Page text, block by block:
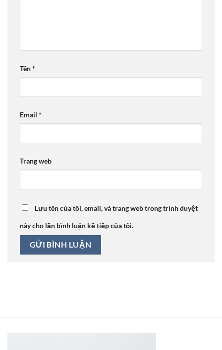
Tên*
Email *
Trang web
Lưu tên của tôi, email, và trang web trong trình duyệt
này cho lần bình luận kế tiếp của tôi.